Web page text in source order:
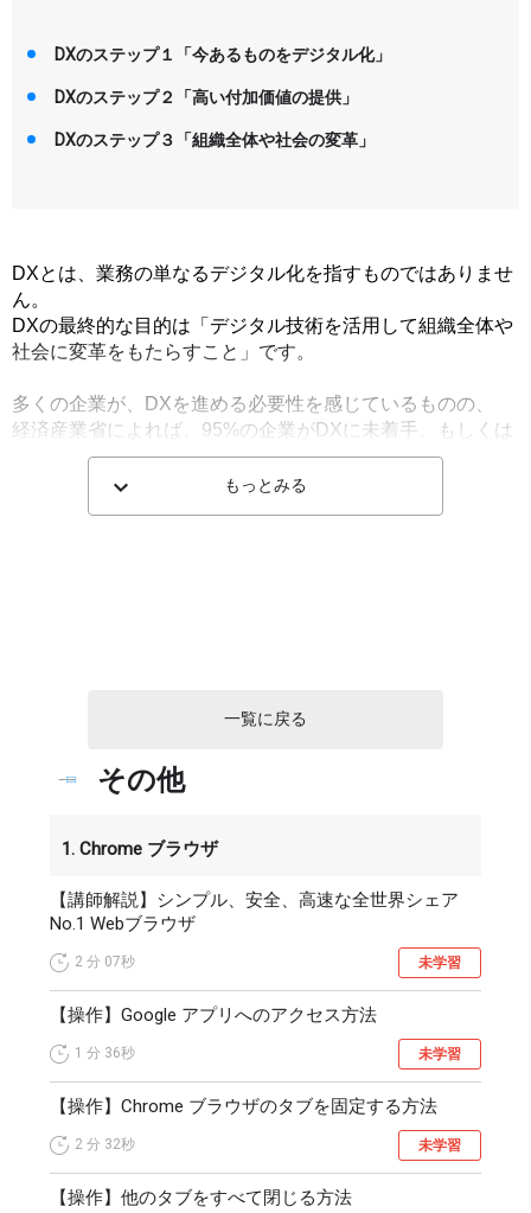
ヘルプ
その他
1. Chrome ブラウザ
【講師解説】シンプル、安全、高速な全世界シェア
No.1 Webブラウザ
2 分 07秒 未学習
【操作】Google アプリへのアクセス方法
1 分 36秒 未学習
【操作】Chrome ブラウザのタブを固定する方法
2 分 32秒 未学習
【操作】他のタブをすべて閉じる方法
DXのステップ１「今あるものをデジタル化」
DXのステップ２「高い付加価値の提供」
DXのステップ３「組織全体や社会の変革」
DXとは、業務の単なるデジタル化を指すものではありませ
ん。
DXの最終的な目的は「デジタル技術を活用して組織全体や
社会に変革をもたらすこと」です。
多くの企業が、DXを進める必要性を感じているものの、
経済産業省によれば、95%の企業がDXに未着手、もしくは
一部の部門で取り組み始めた段階にとどまっており、
DXへのファーストステップを踏み出すことは企業にとって
はなかなか難しいようです。
今おこなわれている業務をデジタル化してみましょう。
続いて2つ目のステップは「デジタル技術を活用して業務を
用することで業務を改善します。
用した新規事業の展開もこのステップで行いましょう。
最後、３つ目のステップは「競争優位性を築き、組織全体
や社会を変革すること」です。
このステップでは、新しい働き方を組織全体に広げ、新規
事業のメソッドを既存事業にも展開して、全社的な競争優
位性を築きます。
DXの推進というと、最初からステップ3の段階を目指しが
ちですが、一足飛びにDXを達成することはできません。
まずは既存の業務のデジタル化から始め、ワンステップず
つDXの基礎を固めていきましょう。
もっとみる
一覧に戻る